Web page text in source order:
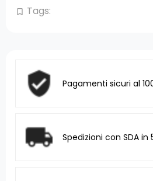
bookmark_border Tags:
Pagamenti sicuri al
Spedizioni con SDA